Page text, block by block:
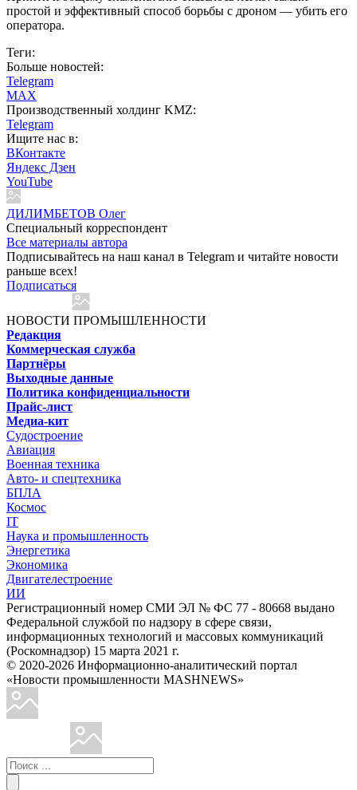
простой и эффективный способ борьбы с дроном — убить его
оператора.
Теги:
Больше новостей:
Telegram
MAX
Производственный холдинг KMZ:
Telegram
Ищите нас в:
ВКонтакте
Яндекс Дзен
YouTube
ДИЛИМБЕТОВ Олег
Специальный корреспондент
Все материалы автора
Подписывайтесь на наш канал в Telegram и читайте новости
раньше всех!
Подписаться
НОВОСТИ ПРОМЫШЛЕННОСТИ
Редакция
Коммерческая служба
Партнёры
Выходные данные
Политика конфиденциальности
Прайс-лист
Медиа-кит
Судостроение
Авиация
Военная техника
Авто- и спецтехника
БПЛА
Космос
IT
Наука и промышленность
Энергетика
Экономика
Двигателестроение
ИИ
Регистрационный номер СМИ ЭЛ № ФС 77 - 80668 выдано
Федеральной службой по надзору в сфере связи,
информационных технологий и массовых коммуникаций
(Роскомнадзор) 15 марта 2021 г.
© 2020-2026 Информационно-аналитический портал
«Новости промышленности MASHNEWS»